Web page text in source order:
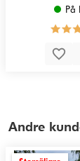
På
Andre